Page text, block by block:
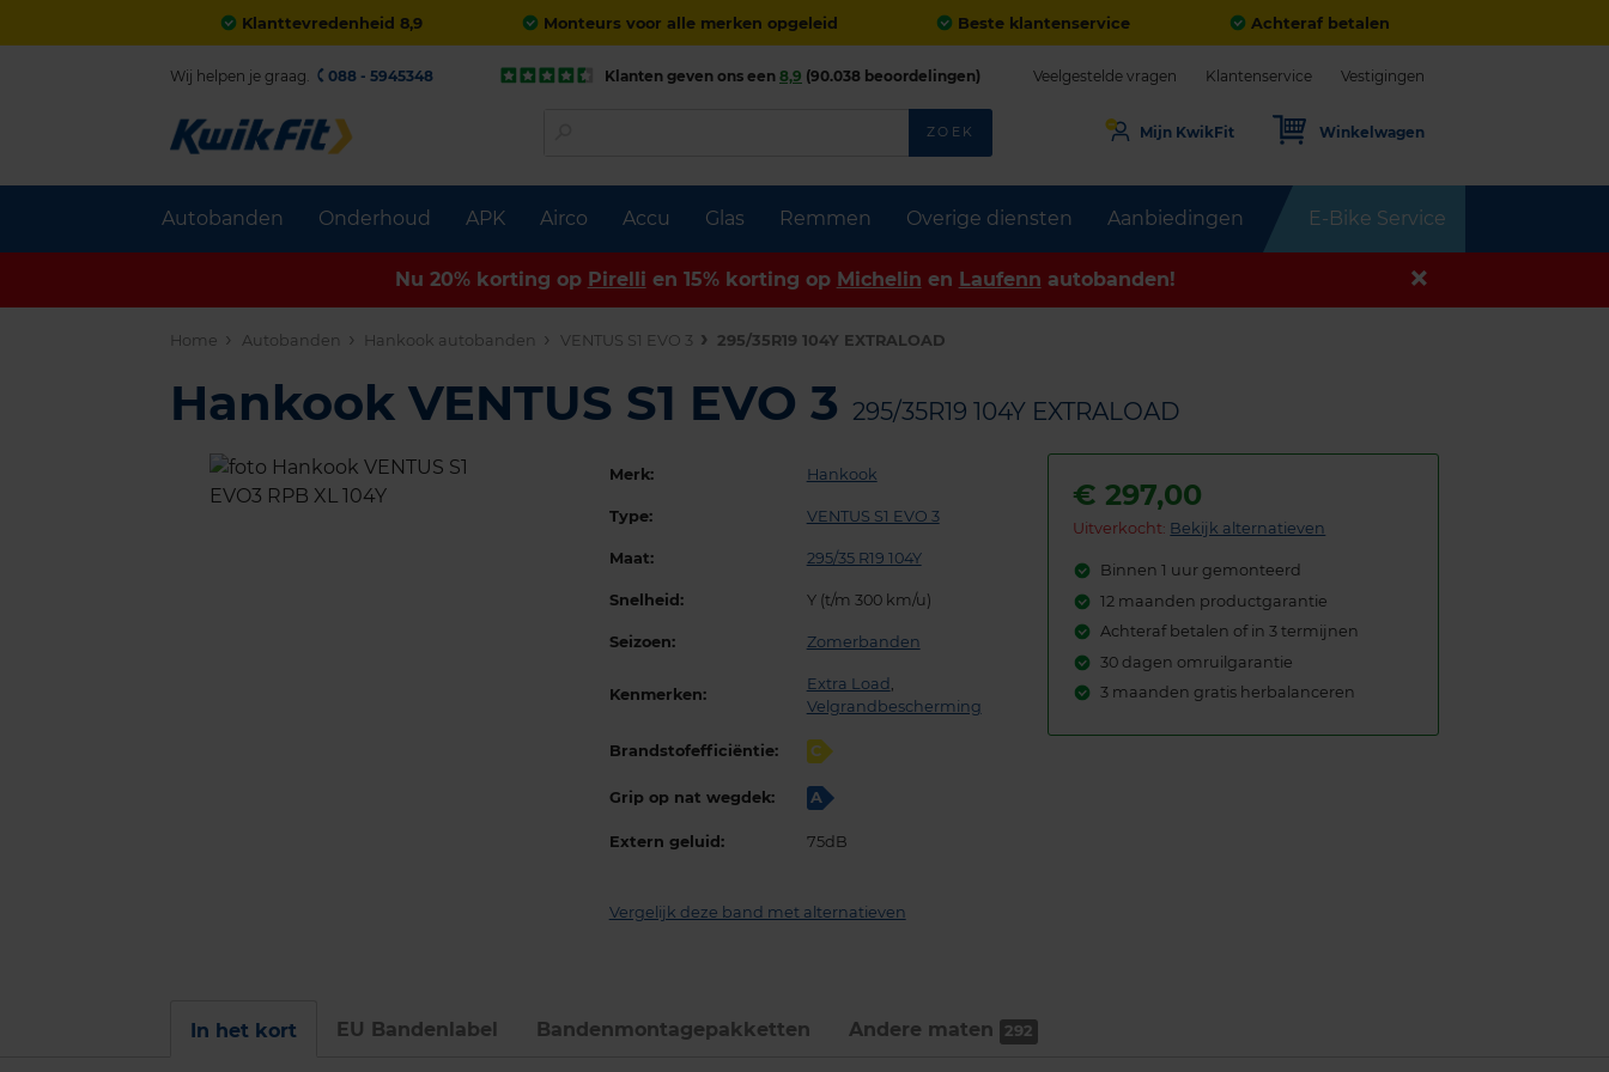
Klanttevredenheid 8,9 Monteurs voor alle merken opgeleid Beste klantenservice Achteraf betalen
Autobanden Onderhoud APK Airco Accu Glas Remmen Overige diensten Aanbiedingen E-Bike Service
Wij helpen je graag. 088 - 5945348 Klanten geven ons een 8,9 (90.038 beoordelingen) Veelgestelde vragen Klantenservice Vestigingen
ZOEK Mijn KwikFit Winkelwagen
Nu 20% korting op Pirelli en 15% korting op Michelin en Laufenn autobanden!
Home Autobanden Hankook autobanden VENTUS S1 EVO 3 295/35R19 104Y EXTRALOAD
Hankook VENTUS S1 EVO 3 295/35R19 104Y EXTRALOAD
Merk: Hankook
Type: VENTUS S1 EVO 3
Maat: 295/35 R19 104Y
Snelheid: Y (t/m 300 km/u)
Seizoen: Zomerbanden
Kenmerken:
Extra Load ,
Velgrandbescherming
Brandstofefficiëntie: C
Grip op nat wegdek: A
Extern geluid: 75dB
Vergelijk deze band met alternatieven
€297,00
Uitverkocht: Bekijk alternatieven
Binnen 1 uur gemonteerd
12 maanden productgarantie
Achteraf betalen of in 3 termijnen
30 dagen omruilgarantie
3 maanden gratis herbalanceren
In het kort EU Bandenlabel Bandenmontage­pakketten Andere maten 292